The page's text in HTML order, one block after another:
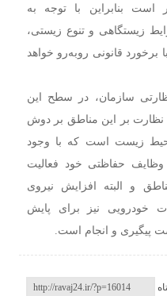
است بنابراین با توجه به
زیستگاهی و تنوع زیستی،
قانونی روبه‌رو خواهد
سازمان، در سطح این
بر این مناطق بر دوش
زیست است که با وجود
حفاظتی خود فعالیت
و البته افزایش نیروی
خودرویی نیز برای پایش
پیگیری و انجام است.